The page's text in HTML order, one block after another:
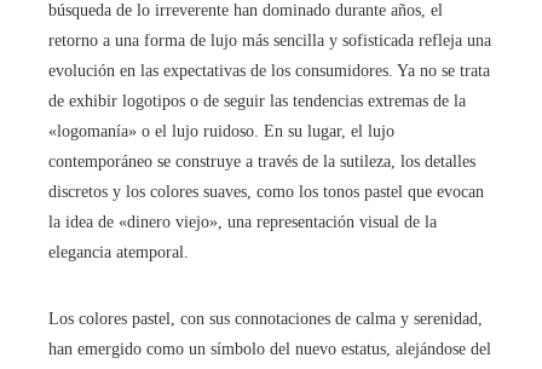
búsqueda de lo irreverente han dominado durante años, el
retorno a una forma de lujo más sencilla y sofisticada refleja una
evolución en las expectativas de los consumidores. Ya no se trata
de exhibir logotipos o de seguir las tendencias extremas de la
«logomanía» o el lujo ruidoso. En su lugar, el lujo
contemporáneo se construye a través de la sutileza, los detalles
discretos y los colores suaves, como los tonos pastel que evocan
la idea de «dinero viejo», una representación visual de la
elegancia atemporal.
Los colores pastel, con sus connotaciones de calma y serenidad,
han emergido como un símbolo del nuevo estatus, alejándose del